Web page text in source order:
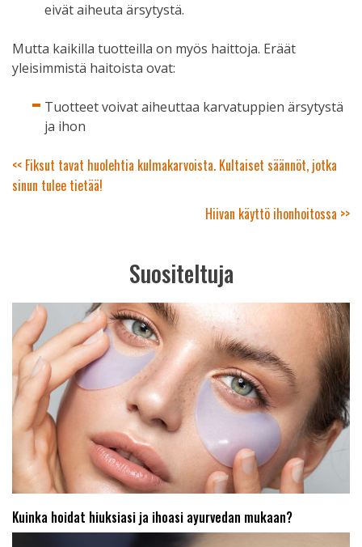
eivät aiheuta ärsytystä.
Mutta kaikilla tuotteilla on myös haittoja. Eräät
yleisimmistä haitoista ovat:
Tuotteet voivat aiheuttaa karvatuppien ärsytystä
ja ihon
Artikkelien
selaus
<< Fiksut tavat huolehtia kulmakarvoista. Kultaiset säännöt, jotka
sinun tulee tietää!
Hiivan käyttö ihonhoitossa >>
Suositeltuja
Kuinka hoidat hiuksiasi ja ihoasi ayurvedan mukaan?